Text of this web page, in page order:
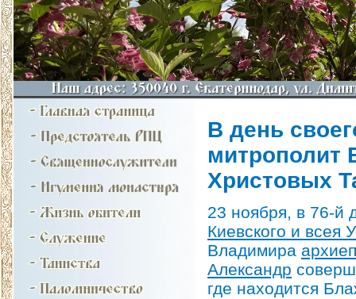
В день
митрополит
Христовых
23 ноября, в 76-й
Киевского и всея
Владимира
Александр
где находится